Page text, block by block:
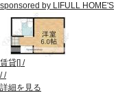
sponsored by LIFULL HOME'S
賃貸[] /
//
詳細を見る